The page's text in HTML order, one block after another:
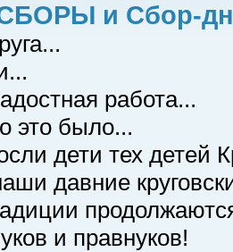
и Сбор-
работа...
это было...
дети тех детей
давние
и правнуков!